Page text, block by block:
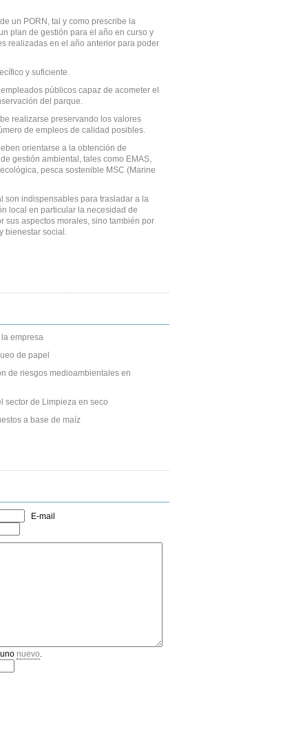
un PORN, tal y como prescribe la
plan de gestión para el año en curso y
realizadas en el año anterior para poder
y suficiente.
públicos capaz de acometer el
del parque.
realizarse preservando los valores
de empleos de calidad posibles.
orientarse a la obtención de
gestión ambiental, tales como EMAS,
pesca sostenible MSC (Marine
son indispensables para trasladar a la
local en particular la necesidad de
sus aspectos morales, sino también por
bienestar social.
empresa
de papel
de riesgos medioambientales en
sector de Limpieza en seco
a base de maíz
E-mail
nuevo.